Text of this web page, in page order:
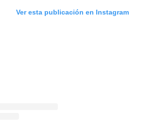
Ver esta publicación en Instagram